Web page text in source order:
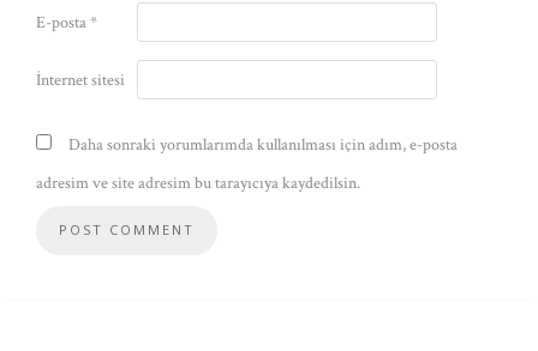
E-posta*
İnternet sitesi
Daha sonraki yorumlarımda kullanılması için adım, e-posta
adresim ve site adresim bu tarayıcıya kaydedilsin.